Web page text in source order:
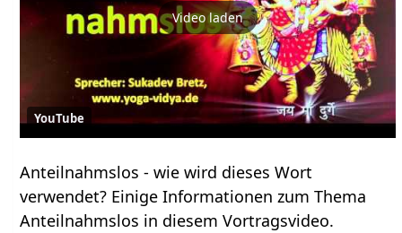
Video laden
YouTube
Anteilnahmslos‏‎ - wie wird dieses Wort
verwendet? Einige Informationen zum Thema
Anteilnahmslos‏‎ in diesem Vortragsvideo.